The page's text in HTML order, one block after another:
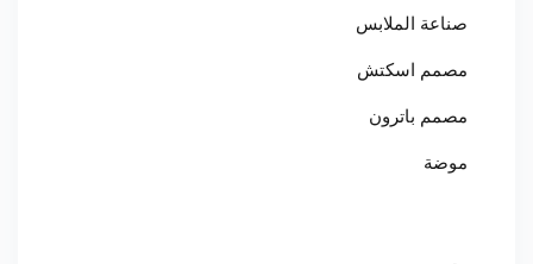
صناعة الملابس
مصمم اسكتش
مصمم باترون
موضة